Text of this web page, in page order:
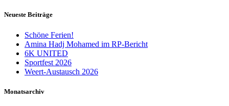
Neueste Beiträge
Schöne Ferien!
Amina Hadj Mohamed im RP-Bericht
6K UNITED
Sportfest 2026
Weert-Austausch 2026
Monatsarchiv